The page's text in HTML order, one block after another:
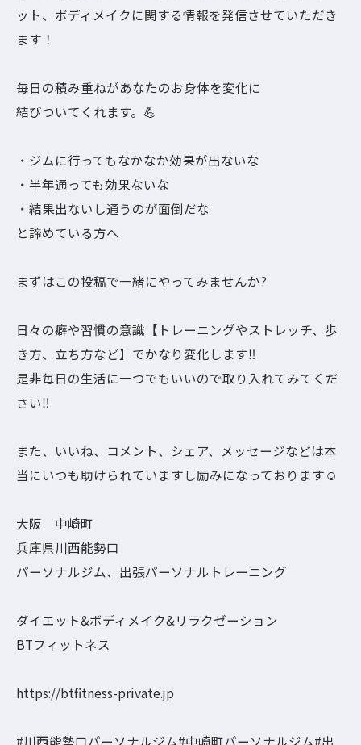
ット、ボディメイクに関する情報を発信させていただき
ます！
毎日の積み重ねがあなたのお身体を変化に
結びついてくれます。💪
・ジムに行ってもなかなか効果が出ないな
・半年通っても効果ないな
・結果出ないし通うのが面倒だな
と諦めている方へ
まずはこの投稿で一緒にやってみませんか?
日々の癖や習慣の意識【トレーニングやストレッチ、歩
き方、立ち方など】でかなり変化します‼︎
是非毎日の生活に一つでもいいので取り入れてみてくだ
さい‼︎
また、いいね、コメント、シェア、メッセージなどは本
当にいつも助けられていますし励みになっております☺️
大阪 中崎町
兵庫県川西能勢口
パーソナルジム、出張パーソナルトレーニング
ダイエット&ボディメイク&リラクゼーション
BTフィットネス
https://btfitness-private.jp
#川西能勢口パーソナルジム#中崎町パーソナルジム#出